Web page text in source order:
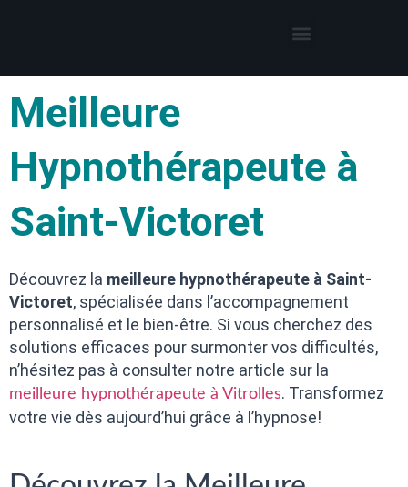
Meilleure
Hypnothérapeute à
Saint-Victoret
Découvrez la meilleure hypnothérapeute à Saint-
Victoret, spécialisée dans l’accompagnement
personnalisé et le bien-être. Si vous cherchez des
solutions efficaces pour surmonter vos difficultés,
n’hésitez pas à consulter notre article sur la
meilleure hypnothérapeute à Vitrolles. Transformez
votre vie dès aujourd’hui grâce à l’hypnose!